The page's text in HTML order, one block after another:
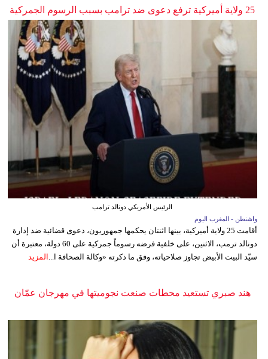
25 ولاية أميركية ترفع دعوى ضد ترامب بسبب الرسوم الجمركية
الرئيس الأمريكي دونالد ترامب
واشنطن - المغرب اليوم
أقامت 25 ولاية أميركية، بينها اثنتان يحكمها جمهوريون، دعوى قضائية ضد إدارة
دونالد ترمب، الاثنين، على خلفية فرضه رسوماً جمركية على 60 دولة، معتبرة أن
سيّد البيت الأبيض تجاوز صلاحياته، وفق ما ذكرته «وكالة الصحافة ا... المزيد
هند صبري تستعيد محطات صنعت نجوميتها في مهرجان عمّان